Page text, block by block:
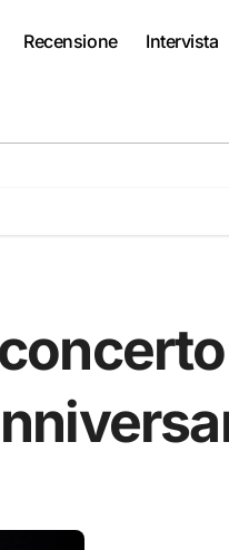
Recensione Intervista